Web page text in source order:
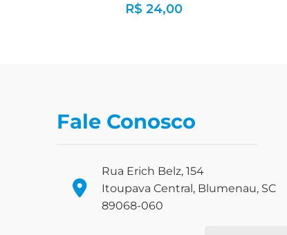
R$ 24,00
Fale Conosco
Rua Erich Belz, 154
Itoupava Central, Blumenau, SC
89068-060